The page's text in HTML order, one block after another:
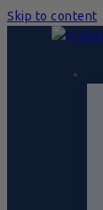
Skip to content